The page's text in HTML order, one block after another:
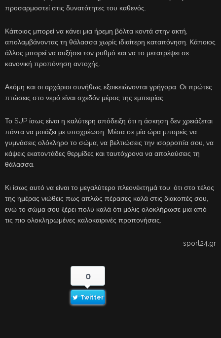
προσαρμοστεί στις δυνατότητες του καθενός.
Κάποιος μπορεί να κάνει μια ήρεμη βόλτα κοντά στην ακτή,
απολαμβάνοντας τη θάλασσα χωρίς ιδιαίτερη καταπόνηση. Κάποιος
άλλος μπορεί να αυξήσει τον ρυθμό και να το μετατρέψει σε
κανονική προπόνηση αντοχής.
Ακόμη και οι αρχάριοι συνήθως εξοικειώνονται γρήγορα. Οι πρώτες
πτώσεις στο νερό είναι σχεδόν μέρος της εμπειρίας.
Το SUP ίσως είναι η καλύτερη απόδειξη ότι η άσκηση δεν χρειάζεται
πάντα να μοιάζει με υποχρέωση. Μέσα σε μία ώρα μπορείς να
γυμνάσεις ολόκληρο το σώμα, να βελτιώσεις την ισορροπία σου, να
κάψεις εκατοντάδες θερμίδες και ταυτόχρονα να απολαύσεις τη
θάλασσα.
Κι ίσως αυτό να είναι το μεγαλύτερο πλεονέκτημά του: ότι στο τέλος
της ημέρας νιώθεις πως απλώς πέρασες καλά στις διακοπές σου,
ενώ το σώμα σου ξέρει πολύ καλά ότι μόλις ολοκλήρωσε μια από
τις πιο ολοκληρωμένες καλοκαιρινές προπονήσεις.
sport24.gr
0
Twitter